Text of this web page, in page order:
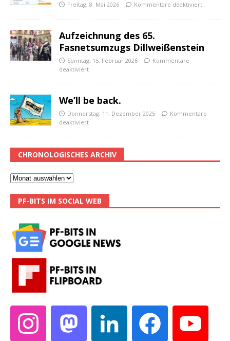
Freitag, 8. Mai 2026 Kommentare deaktiviert
Aufzeichnung des 65.
Fasnetsumzugs Dillweißenstein
Sonntag, 15. Februar 2026
Kommentare
deaktiviert
We’ll be back.
Donnerstag, 11. Dezember 2025
Kommentare
deaktiviert
CHRONOLOGISCHES ARCHIV
PF-BITS IM SOCIAL WEB